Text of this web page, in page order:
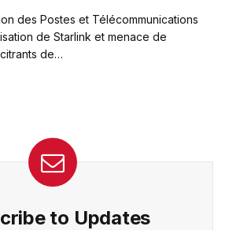
des Postes et Télécommunications
de Starlink et menace de
de…
to Updates